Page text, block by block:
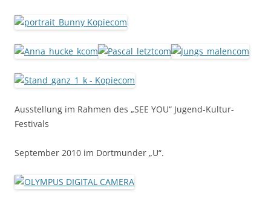
Ausstellung im Rahmen des „SEE YOU“ Jugend-Kultur-
Festivals
September 2010 im Dortmunder „U“.